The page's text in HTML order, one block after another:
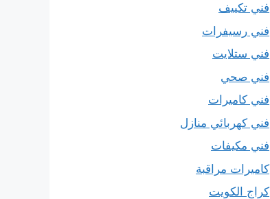
فني تكييف
فني رسيفرات
فني ستلايت
فني صحي
فني كاميرات
فني كهربائي منازل
فني مكيفات
كاميرات مراقبة
كراج الكويت